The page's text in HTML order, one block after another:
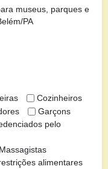
museus, parques e
PA
Cozinheiros
Garçons
pelo
Massagistas
alimentares